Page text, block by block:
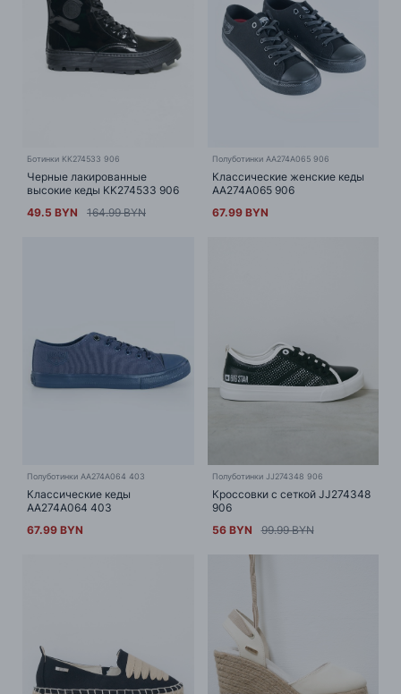
Ботинки KK274533 906
Черные лакированные
высокие кеды KK274533 906
49.5 BYN
164.99 BYN
Полуботинки AA274A065 906
Классические женские кеды
AA274A065 906
67.99 BYN
Полуботинки AA274A064 403
Классические кеды
AA274A064 403
67.99 BYN
Полуботинки JJ274348 906
Кроссовки с сеткой JJ274348
906
56 BYN
99.99 BYN